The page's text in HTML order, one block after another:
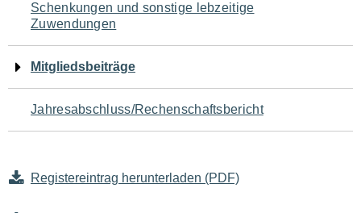
Schenkungen und sonstige lebzeitige
Zuwendungen
Mitgliedsbeiträge
Jahresabschluss/Rechenschaftsbericht
Registereintrag herunterladen (PDF)